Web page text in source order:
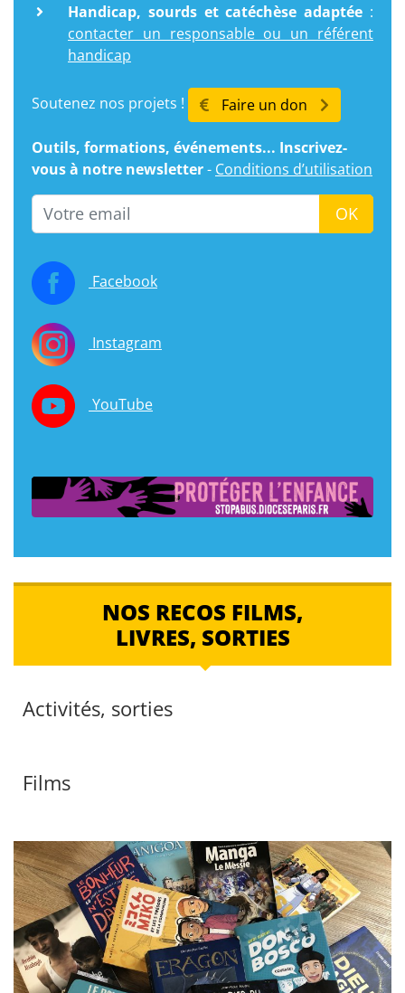
Handicap, sourds et catéchèse adaptée :
contacter un responsable ou un référent
handicap
Soutenez nos projets ! Faire un don
Outils, formations, événements... Inscrivez-
vous à notre newsletter- Conditions d’utilisation
Email
OK
Facebook
Instagram
YouTube
NOS RECOS FILMS,
LIVRES, SORTIES
Activités, sorties
Films